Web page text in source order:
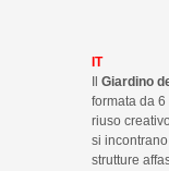
IT
Giardino
formata da 6
riuso
si
strutture